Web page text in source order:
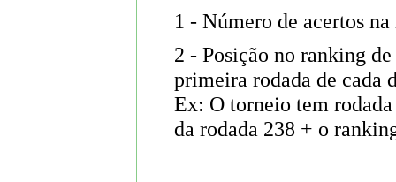
1 - Número de acertos
2 - Posição no ranking
primeira rodada de cada
Ex: O torneio tem
da rodada 238 + o